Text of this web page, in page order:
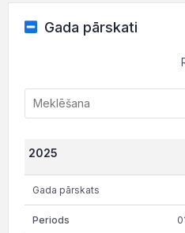
Gada pārskati
2025
Gada pārskats